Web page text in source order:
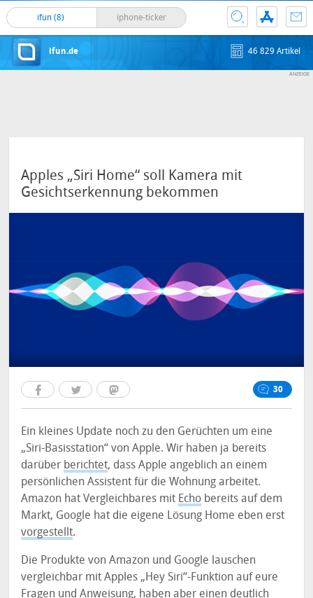
ifun (8) iphone-ticker
ifun.de 46 829 Artikel
Apples „Siri Home“ soll Kamera mit
Gesichtserkennung bekommen
30
Ein kleines Update noch zu den Gerüchten um eine
„Siri-Basisstation“ von Apple. Wir haben ja bereits
darüber berichtet, dass Apple angeblich an einem
persönlichen Assistent für die Wohnung arbeitet.
Amazon hat Vergleichbares mit Echo bereits auf dem
Markt, Google hat die eigene Lösung Home eben erst
vorgestellt.
Die Produkte von Amazon und Google lauschen
vergleichbar mit Apples „Hey Siri“-Funktion auf eure
Fragen und Anweisung, haben aber einen deutlich